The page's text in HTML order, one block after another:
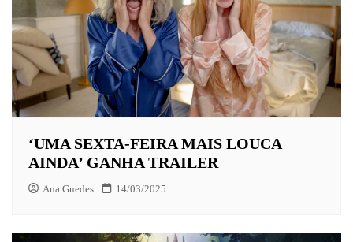
‘UMA SEXTA-FEIRA MAIS LOUCA
AINDA’ GANHA TRAILER
Ana Guedes 14/03/2025